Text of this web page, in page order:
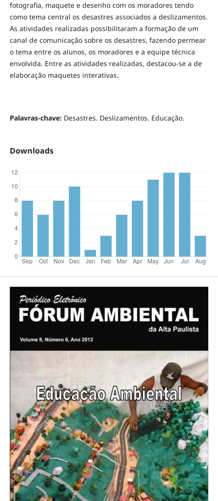
fotografia, maquete e desenho com os moradores tendo
como tema central os desastres associados a deslizamentos.
As atividades realizadas possibilitaram a formação de um
canal de comunicação sobre os desastres, fazendo permear
o tema entre os alunos, os moradores e a equipe técnica
envolvida. Entre as atividades realizadas, destacou-se a de
elaboração maquetes interativas.
Palavras-chave:Desastres. Deslizamentos. Educação.
Downloads